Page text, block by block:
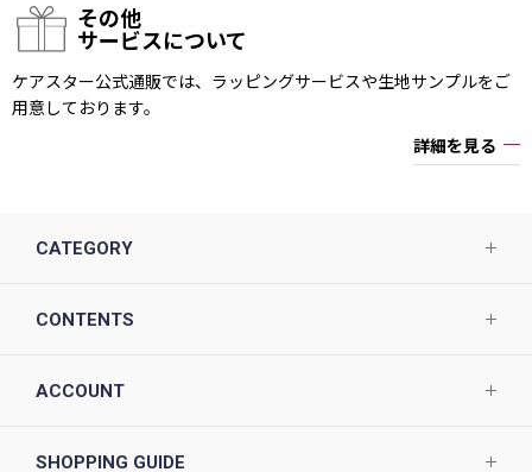
その他
サービスについて
ケアスター公式通販では、ラッピングサービスや生地サンプルをご
用意しております。
詳細を見る
CATEGORY
CONTENTS
ACCOUNT
SHOPPING GUIDE